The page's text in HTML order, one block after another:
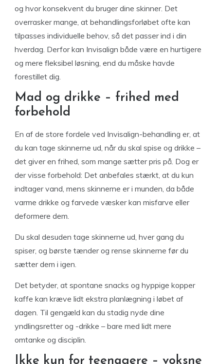
og hvor konsekvent du bruger dine skinner. Det
overrasker mange, at behandlingsforløbet ofte kan
tilpasses individuelle behov, så det passer ind i din
hverdag. Derfor kan Invisalign både være en hurtigere
og mere fleksibel løsning, end du måske havde
forestillet dig.
Mad og drikke – frihed med
forbehold
En af de store fordele ved Invisalign-behandling er, at
du kan tage skinnerne ud, når du skal spise og drikke –
det giver en frihed, som mange sætter pris på. Dog er
der visse forbehold: Det anbefales stærkt, at du kun
indtager vand, mens skinnerne er i munden, da både
varme drikke og farvede væsker kan misfarve eller
deformere dem.
Du skal desuden tage skinnerne ud, hver gang du
spiser, og børste tænder og rense skinnerne før du
sætter dem i igen.
Det betyder, at spontane snacks og hyppige kopper
kaffe kan kræve lidt ekstra planlægning i løbet af
dagen. Til gengæld kan du stadig nyde dine
yndlingsretter og -drikke – bare med lidt mere
omtanke og disciplin.
Ikke kun for teenagere – voksne